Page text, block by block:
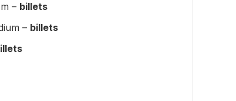
– billets
– billets